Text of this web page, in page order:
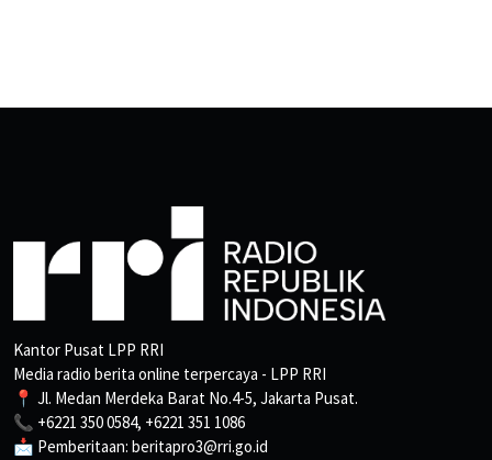
Kantor Pusat LPP RRI
Media radio berita online terpercaya - LPP RRI
📍 Jl. Medan Merdeka Barat No.4-5, Jakarta Pusat.
📞 +6221 350 0584, +6221 351 1086
📩 Pemberitaan: beritapro3@rri.go.id